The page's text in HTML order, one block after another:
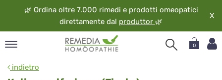
🌿 Ordina oltre 7.000 rimedi e prodotti omeopatici
direttamente dal produttor 🌿
X
0
indietro